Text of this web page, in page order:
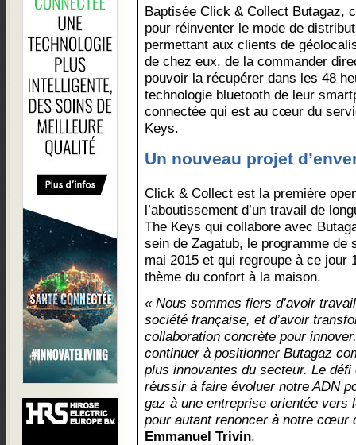
Baptisée Click & Collect Butagaz,
pour réinventer le mode de
permettant aux clients de
de chez eux, de la commander
pouvoir la récupérer dans les 48
technologie bluetooth de leur
connectée qui est au cœur du
Keys.
Un nouveau projet
Click & Collect est la première
l’aboutissement d’un travail de
The Keys qui collabore avec
sein de Zagatub, le programme de
mai 2015 et qui regroupe à ce jour
thème du confort à la maison.
« Nous sommes fiers d’avoir
société française, et d’avoir
collaboration concrète pour
continuer à positionner Butagaz
plus innovantes du secteur. Le
réussir à faire évoluer notre ADN
gaz à une entreprise orientée
pour autant renoncer à notre cœur
Emmanuel Trivin.